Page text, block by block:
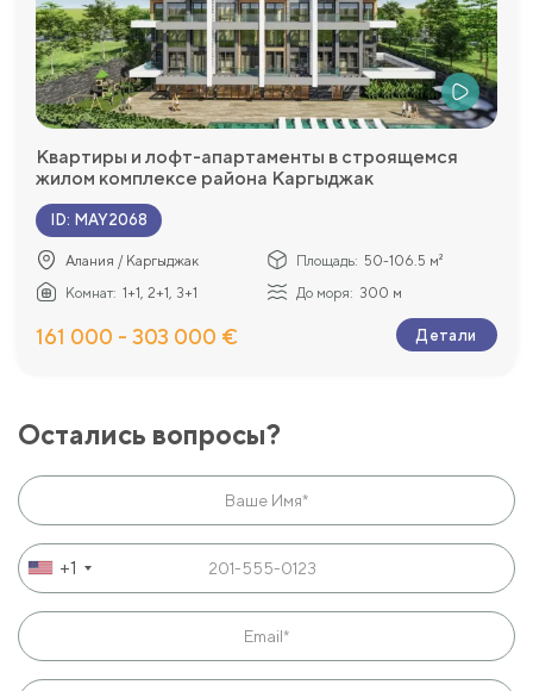
Квартиры и лофт-апартаменты в строящемся
жилом комплексе района Каргыджак
ID: MAY2068
Алания / Каргыджак Площадь: 50-106.5 м²
Комнат: 1+1, 2+1, 3+1 До моря: 300 м
161 000 - 303 000 € Детали
Остались вопросы?
+1